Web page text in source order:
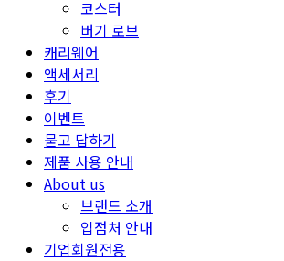
코스터
버기 로브
캐리웨어
액세서리
후기
이벤트
묻고 답하기
제품 사용 안내
About us
브랜드 소개
입점처 안내
기업회원전용